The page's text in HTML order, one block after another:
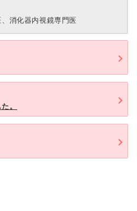
消化器内視鏡専門医
。